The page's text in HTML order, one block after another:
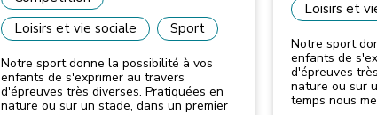
Loisirs et vie sociale
Sport
Notre sport donne la possibilité à vos
enfants de s'exprimer au travers
d'épreuves très diverses. Pratiquées en
nature ou sur un stade, dans un premier
Loisirs et
Notre sport
enfants de
d'épreuves
nature ou sur
temps nous